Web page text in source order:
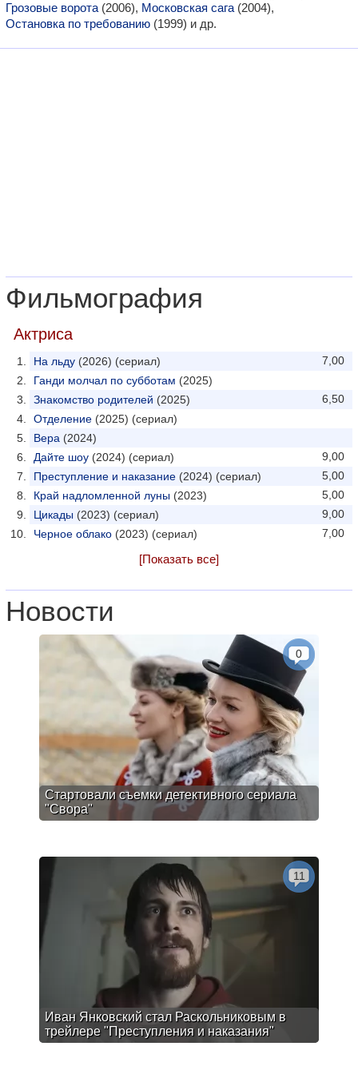
Грозовые ворота (2006), Московская сага (2004),
Остановка по требованию (1999) и др.
Фильмография
Актриса
7,00
На льду (2026) (сериал)
Ганди молчал по субботам (2025)
6,50
Знакомство родителей (2025)
Отделение (2025) (сериал)
Вера (2024)
9,00
Дайте шоу (2024) (сериал)
5,00
Преступление и наказание (2024) (сериал)
5,00
Край надломленной луны (2023)
9,00
Цикады (2023) (сериал)
7,00
Черное облако (2023) (сериал)
[Показать все]
Новости
Стартовали съемки детективного сериала
"Свора"
0
Иван Янковский стал Раскольниковым в
трейлере "Преступления и наказания"
11